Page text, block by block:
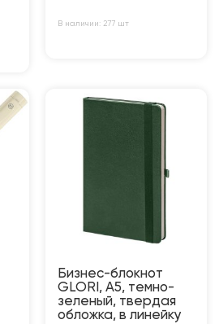
В наличии: 277 шт
Бизнес-блокнот
GLORI, A5, темно-
зеленый, твердая
обложка, в линейку